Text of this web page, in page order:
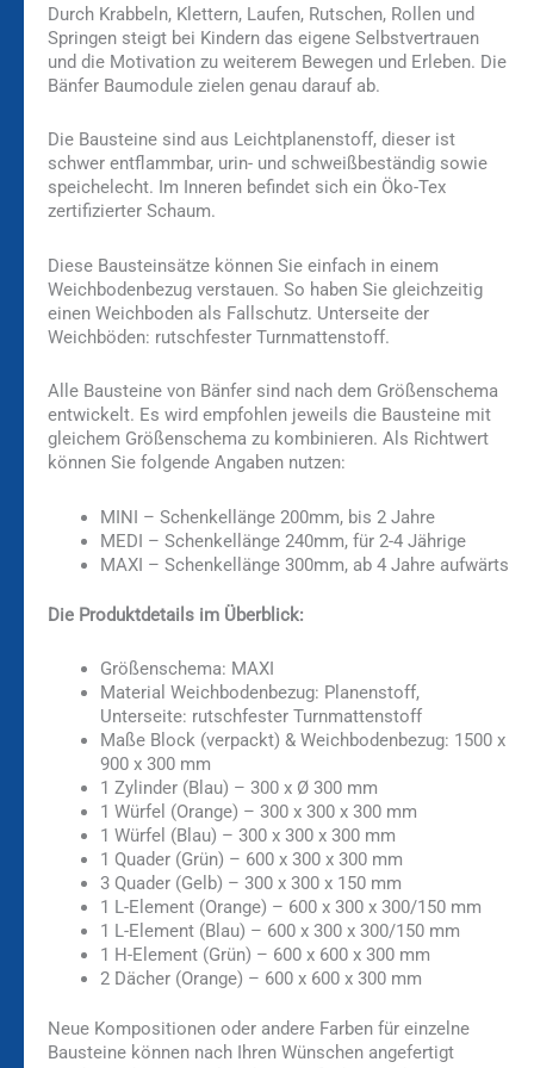
Durch Krabbeln, Klettern, Laufen, Rutschen, Rollen und
Springen steigt bei Kindern das eigene Selbstvertrauen
und die Motivation zu weiterem Bewegen und Erleben. Die
Bänfer Baumodule zielen genau darauf ab.
Die Bausteine sind aus Leichtplanenstoff, dieser ist
schwer entflammbar, urin- und schweißbeständig sowie
speichelecht. Im Inneren befindet sich ein Öko-Tex
zertifizierter Schaum.
Diese Bausteinsätze können Sie einfach in einem
Weichbodenbezug verstauen. So haben Sie gleichzeitig
einen Weichboden als Fallschutz. Unterseite der
Weichböden: rutschfester Turnmattenstoff.
Alle Bausteine von Bänfer sind nach dem Größenschema
entwickelt. Es wird empfohlen jeweils die Bausteine mit
gleichem Größenschema zu kombinieren. Als Richtwert
können Sie folgende Angaben nutzen:
MINI – Schenkellänge 200mm, bis 2 Jahre
MEDI – Schenkellänge 240mm, für 2-4 Jährige
MAXI – Schenkellänge 300mm, ab 4 Jahre aufwärts
Die Produktdetails im Überblick:
Größenschema: MAXI
Material Weichbodenbezug: Planenstoff,
Unterseite: rutschfester Turnmattenstoff
Maße Block (verpackt) & Weichbodenbezug: 1500 x
900 x 300 mm
1 Zylinder (Blau) – 300 x Ø 300 mm
1 Würfel (Orange) – 300 x 300 x 300 mm
1 Würfel (Blau) – 300 x 300 x 300 mm
1 Quader (Grün) – 600 x 300 x 300 mm
3 Quader (Gelb) – 300 x 300 x 150 mm
1 L-Element (Orange) – 600 x 300 x 300/150 mm
1 L-Element (Blau) – 600 x 300 x 300/150 mm
1 H-Element (Grün) – 600 x 600 x 300 mm
2 Dächer (Orange) – 600 x 600 x 300 mm
Neue Kompositionen oder andere Farben für einzelne
Bausteine können nach Ihren Wünschen angefertigt